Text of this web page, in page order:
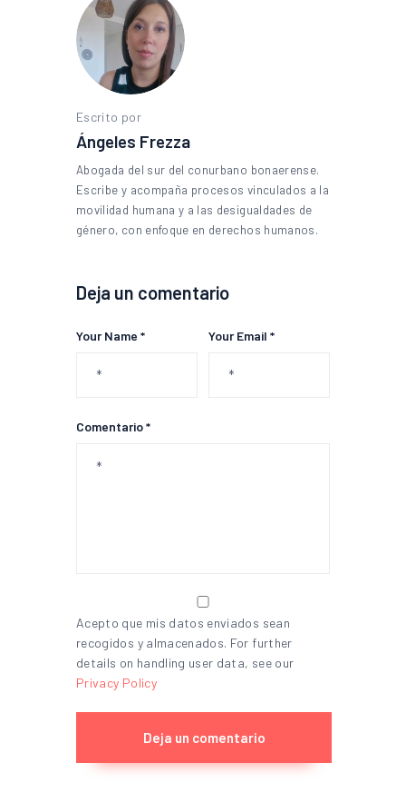
Escrito por
Ángeles Frezza
Abogada del sur del conurbano bonaerense.
Escribe y acompaña procesos vinculados a la
movilidad humana y a las desigualdades de
género, con enfoque en derechos humanos.
Deja un comentario
Your Name * Your Email *
Comentario *
Acepto que mis datos enviados sean
recogidos y almacenados. For further
details on handling user data, see our
Privacy Policy